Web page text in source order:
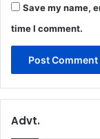
Save my name,
time I comment.
Advt.